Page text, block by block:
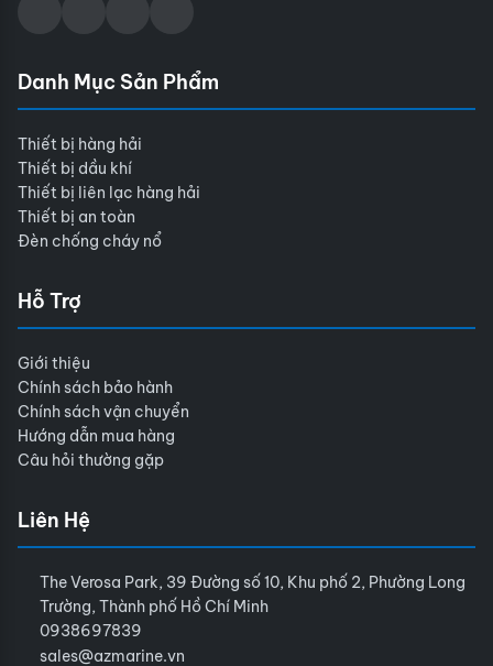
Danh Mục Sản Phẩm
Thiết bị hàng hải
Thiết bị dầu khí
Thiết bị liên lạc hàng hải
Thiết bị an toàn
Đèn chống cháy nổ
Hỗ Trợ
Giới thiệu
Chính sách bảo hành
Chính sách vận chuyển
Hướng dẫn mua hàng
Câu hỏi thường gặp
Liên Hệ
The Verosa Park, 39 Đường số 10, Khu phố 2, Phường Long
Trường, Thành phố Hồ Chí Minh
0938697839
sales@azmarine.vn